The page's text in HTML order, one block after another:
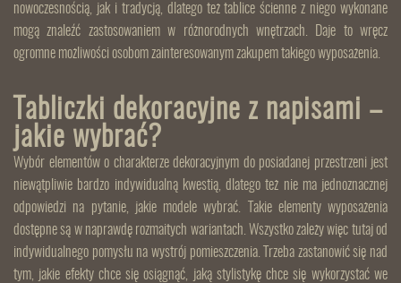
nowoczesnością, jak i tradycją, dlatego też tablice ścienne z niego wykonane
mogą znaleźć zastosowaniem w różnorodnych wnętrzach. Daje to wręcz
ogromne możliwości osobom zainteresowanym zakupem takiego wyposażenia.
Tabliczki dekoracyjne z napisami –
jakie wybrać?
Wybór elementów o charakterze dekoracyjnym do posiadanej przestrzeni jest
niewątpliwie bardzo indywidualną kwestią, dlatego też nie ma jednoznacznej
odpowiedzi na pytanie, jakie modele wybrać. Takie elementy wyposażenia
dostępne są w naprawdę rozmaitych wariantach. Wszystko zależy więc tutaj od
indywidualnego pomysłu na wystrój pomieszczenia. Trzeba zastanowić się nad
tym, jakie efekty chce się osiągnąć, jaką stylistykę chce się wykorzystać we